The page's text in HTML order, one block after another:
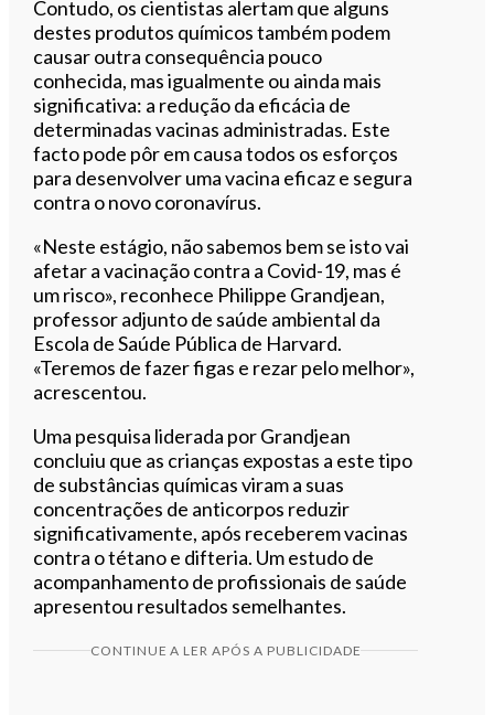
Contudo, os cientistas alertam que alguns
destes produtos químicos também podem
causar outra consequência pouco
conhecida, mas igualmente ou ainda mais
significativa: a redução da eficácia de
determinadas vacinas administradas. Este
facto pode pôr em causa todos os esforços
para desenvolver uma vacina eficaz e segura
contra o novo coronavírus.
«Neste estágio, não sabemos bem se isto vai
afetar a vacinação contra a Covid-19, mas é
um risco», reconhece Philippe Grandjean,
professor adjunto de saúde ambiental da
Escola de Saúde Pública de Harvard.
«Teremos de fazer figas e rezar pelo melhor»,
acrescentou.
Uma pesquisa liderada por Grandjean
concluiu que as crianças expostas a este tipo
de substâncias químicas viram a suas
concentrações de anticorpos reduzir
significativamente, após receberem vacinas
contra o tétano e difteria. Um estudo de
acompanhamento de profissionais de saúde
apresentou resultados semelhantes.
CONTINUE A LER APÓS A PUBLICIDADE